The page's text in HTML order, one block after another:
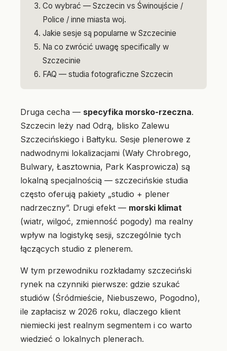
Co wybrać — Szczecin vs Świnoujście /
Police / inne miasta woj.
Jakie sesje są popularne w Szczecinie
Na co zwrócić uwagę specifically w
Szczecinie
FAQ — studia fotograficzne Szczecin
Druga cecha — specyfika morsko-rzeczna.
Szczecin leży nad Odrą, blisko Zalewu
Szczecińskiego i Bałtyku. Sesje plenerowe z
nadwodnymi lokalizacjami (Wały Chrobrego,
Bulwary, Łasztownia, Park Kasprowicza) są
lokalną specjalnością — szczecińskie studia
często oferują pakiety „studio + plener
nadrzeczny”. Drugi efekt — morski klimat
(wiatr, wilgoć, zmienność pogody) ma realny
wpływ na logistykę sesji, szczególnie tych
łączących studio z plenerem.
W tym przewodniku rozkładamy szczeciński
rynek na czynniki pierwsze: gdzie szukać
studiów (Śródmieście, Niebuszewo, Pogodno),
ile zapłacisz w 2026 roku, dlaczego klient
niemiecki jest realnym segmentem i co warto
wiedzieć o lokalnych plenerach.